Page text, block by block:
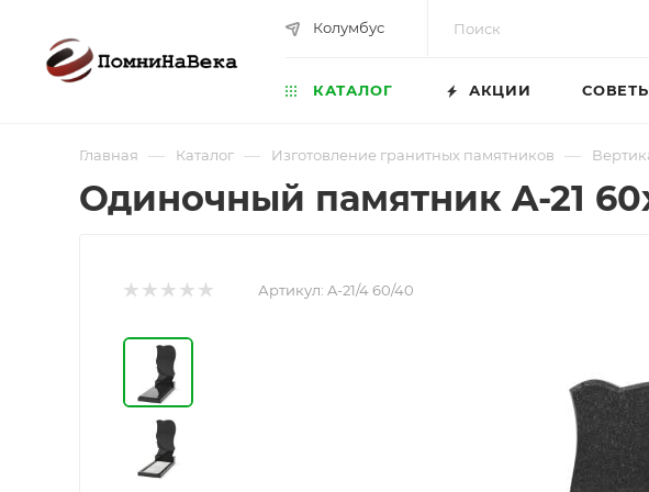
Колумбус
КАТАЛОГ АКЦИИ
Главная — Каталог — Изготовление гранитных памятников —
Одиночный памятник A-21
Артикул: A-21/4 60/40